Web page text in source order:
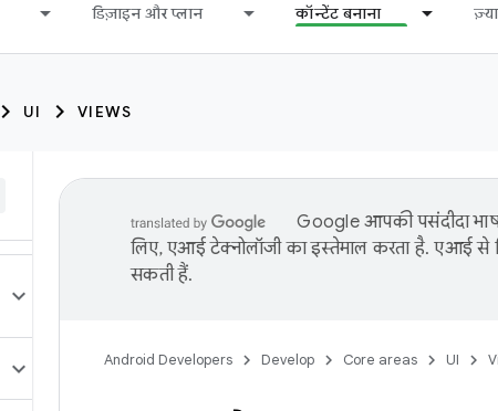
डिज़ाइन और प्लान कॉन्टेंट बनाना
UI VIEWS
Google आपकी पसंदीदा
लिए, एआई टेक्नोलॉजी का इस्तेमाल करता है. एआई से
सकती हैं.
Android Developers Develop Core areas UI